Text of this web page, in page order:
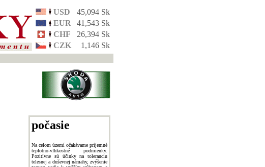
USD
45,094 Sk
EUR
41,543 Sk
CHF
26,394 Sk
CZK
1,146 Sk
počasie
Na celom území očakávame príjemné
teplotno-vlhkostné podmienky.
Pozitívne sú účinky na toleranciu
telesnej a duševnej námahy, zvýšenie